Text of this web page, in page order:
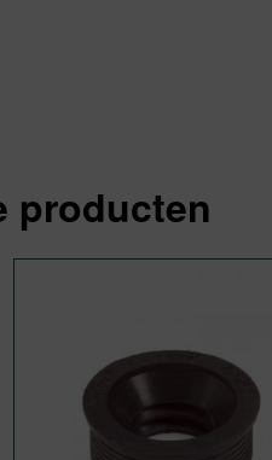
producten